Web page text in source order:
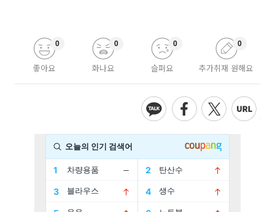
좋아요
0
화나요
0
슬퍼요
0
추가취재 원해요
0